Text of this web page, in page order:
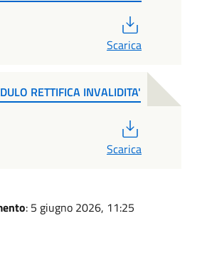
Scarica
RETTIFICA INVALIDITA'
Scarica
: 5 giugno 2026, 11:25